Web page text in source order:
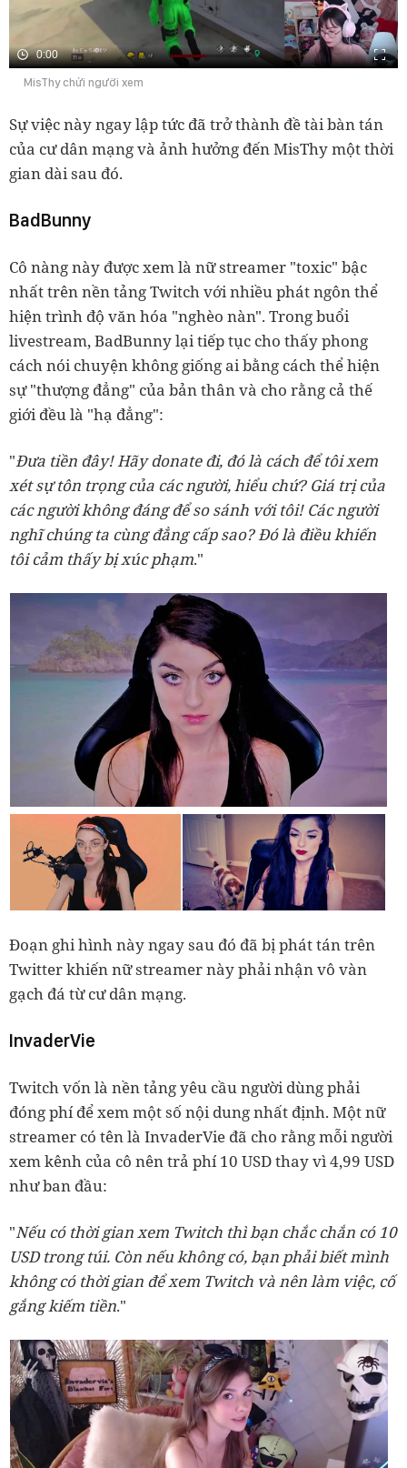
0:00
MisThy chửi người xem
Sự việc này ngay lập tức đã trở thành đề tài bàn tán
của cư dân mạng và ảnh hưởng đến MisThy một thời
gian dài sau đó.
BadBunny
Cô nàng này được xem là nữ streamer "toxic" bậc
nhất trên nền tảng Twitch với nhiều phát ngôn thể
hiện trình độ văn hóa "nghèo nàn". Trong buổi
livestream, BadBunny lại tiếp tục cho thấy phong
cách nói chuyện không giống ai bằng cách thể hiện
sự "thượng đẳng" của bản thân và cho rằng cả thế
giới đều là "hạ đẳng":
"Đưa tiền đây! Hãy donate đi, đó là cách để tôi xem
xét sự tôn trọng của các người, hiểu chứ? Giá trị của
các người không đáng để so sánh với tôi! Các người
nghĩ chúng ta cùng đẳng cấp sao? Đó là điều khiến
tôi cảm thấy bị xúc phạm."
Đoạn ghi hình này ngay sau đó đã bị phát tán trên
Twitter khiến nữ streamer này phải nhận vô vàn
gạch đá từ cư dân mạng.
InvaderVie
Twitch vốn là nền tảng yêu cầu người dùng phải
đóng phí để xem một số nội dung nhất định. Một nữ
streamer có tên là InvaderVie đã cho rằng mỗi người
xem kênh của cô nên trả phí 10 USD thay vì 4,99 USD
như ban đầu:
"Nếu có thời gian xem Twitch thì bạn chắc chắn có 10
USD trong túi. Còn nếu không có, bạn phải biết mình
không có thời gian để xem Twitch và nên làm việc, cố
gắng kiếm tiền."